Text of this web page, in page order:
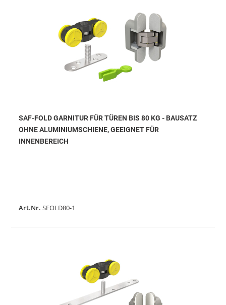
SAF-FOLD GARNITUR FÜR TÜREN BIS 80 KG - BAUSATZ
OHNE ALUMINIUMSCHIENE, GEEIGNET FÜR
INNENBEREICH
Art.Nr. SFOLD80-1